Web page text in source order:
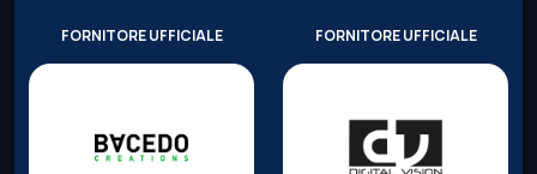
FORNITORE UFFICIALE FORNITORE UFFICIALE